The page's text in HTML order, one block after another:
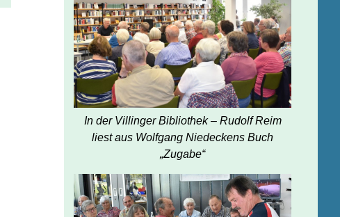
In der Villinger Bibliothek – Rudolf Reim
liest aus Wolfgang Niedeckens Buch
„Zugabe“